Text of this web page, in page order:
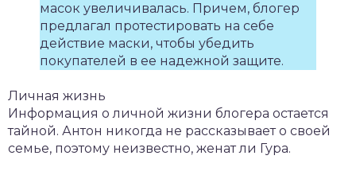
масок увеличивалась. Причем, блогер
предлагал протестировать на себе
действие маски, чтобы убедить
покупателей в ее надежной защите.
Личная жизнь
Информация о личной жизни блогера остается
тайной. Антон никогда не рассказывает о своей
семье, поэтому неизвестно, женат ли Гура.